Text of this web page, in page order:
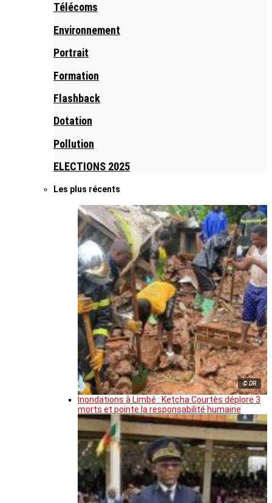
Télécoms
Environnement
Portrait
Formation
Flashback
Dotation
Pollution
ELECTIONS 2025
Les plus récents
© DR
Inondations à Limbé : Ketcha Courtès déplore 3
morts et pointe la responsabilité humaine